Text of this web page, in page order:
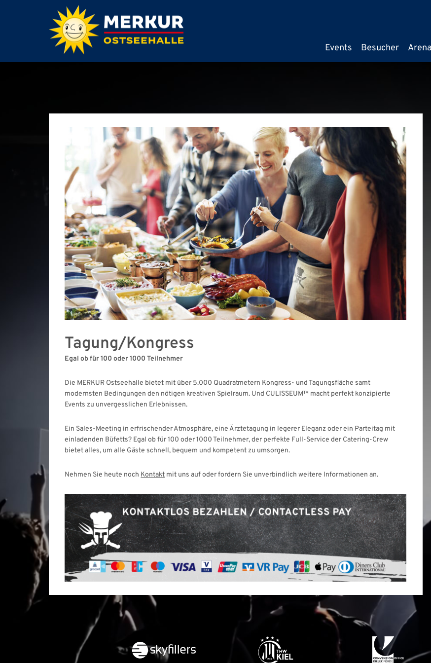
Events Besucher Arena
Tagung/Kongress
Egal ob für 100 oder 1000 Teilnehmer
Die MERKUR Ostseehalle bietet mit über 5.000 Quadratmetern Kongress- und Tagungsfläche samt
modernsten Bedingungen den nötigen kreativen Spielraum. Und CULISSEUM™ macht perfekt konzipierte
Events zu unvergesslichen Erlebnissen.
Ein Sales-Meeting in erfrischender Atmosphäre, eine Ärztetagung in legerer Eleganz oder ein Parteitag mit
einladenden Büfetts? Egal ob für 100 oder 1000 Teilnehmer, der perfekte Full-Service der Catering-Crew
bietet alles, um alle Gäste schnell, bequem und kompetent zu umsorgen.
Nehmen Sie heute noch Kontakt mit uns auf oder fordern Sie unverbindlich weitere Informationen an.